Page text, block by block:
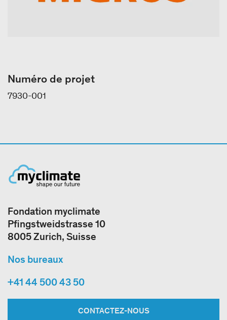
Numéro de projet
7930-001
Fondation myclimate
Pfingstweidstrasse 10
8005 Zurich, Suisse
Nos bureaux
+41 44 500 43 50
CONTACTEZ-NOUS